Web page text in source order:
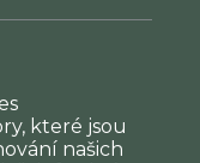
které jsou
našich